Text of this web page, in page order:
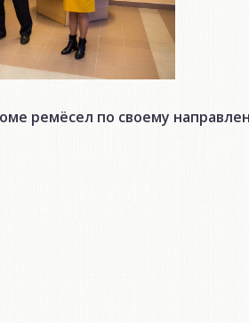
ремёсел по своему